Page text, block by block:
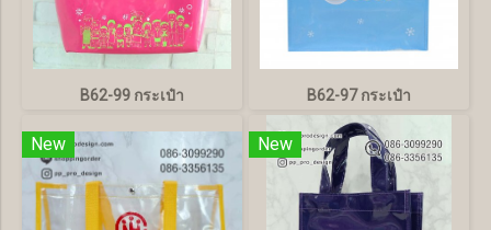
B62-99 กระเป๋า B62-97 กระเป๋า
New New